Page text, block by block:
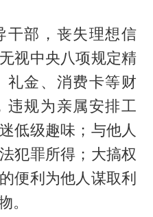
干部，丧失理想信
视中央八项规定精
礼金、消费卡等财
违规为亲属安排工
低级趣味；与他人
犯罪所得；大搞权
便利为他人谋取利
。